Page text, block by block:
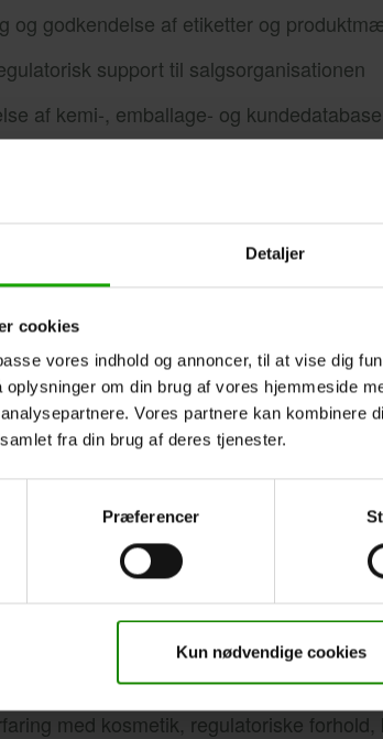
Detaljer
cookies
vores indhold og annoncer, til at vise dig
om din brug af vores hjemmeside
Vores partnere kan kombinere
fra din brug af deres tjenester.
Præferencer
Kun nødvendige cookies
og godkendelse af etiketter og
support til salgsorganisationen
af kemi-, emballage- og
af dagen.
tid vil gå med analyse af dokumentation,
af information samt skriftlig
af at skabe orden i komplekse
detaljer, vil du sandsynligvis trives rigtig
du:
inden for kemi, bioteknologi,
med kosmetik, regulatoriske